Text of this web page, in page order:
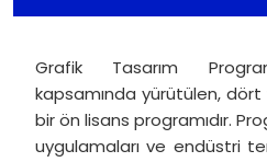
Grafik Tasarım
kapsamında yürütülen, dört
bir ön lisans programıdır.
uygulamaları ve endüstri